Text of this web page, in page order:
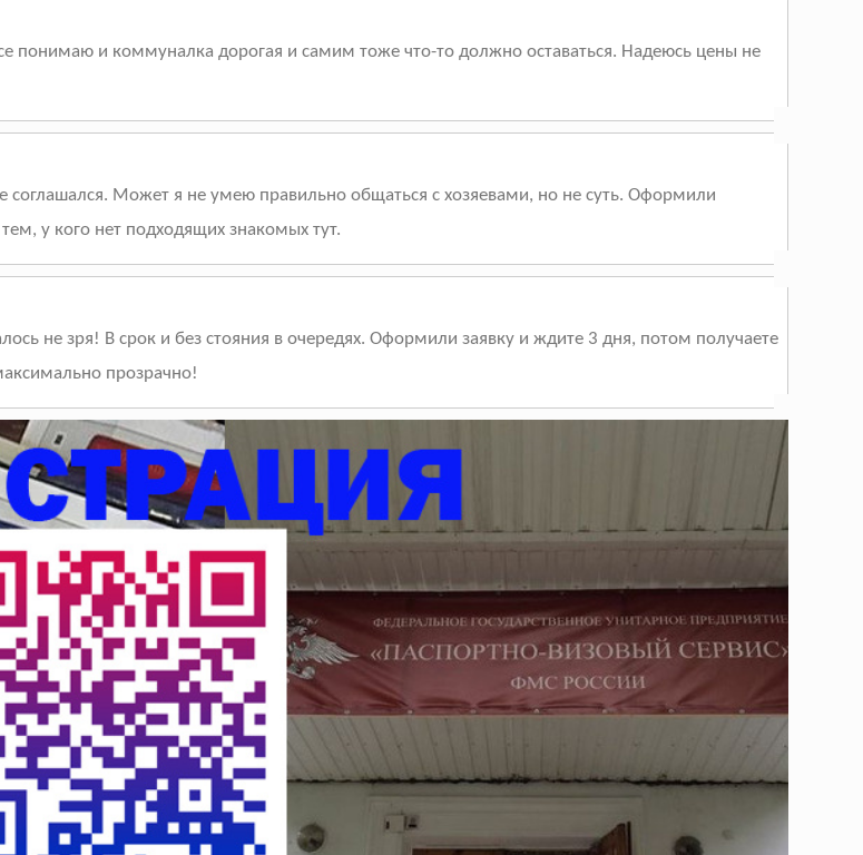
понимаю и коммуналка дорогая и самим тоже что-то должно оставаться. Надеюсь цены не
соглашался. Может я не умею правильно общаться с хозяевами, но не суть. Оформили
у кого нет подходящих знакомых тут.
не зря! В срок и без стояния в очередях. Оформили заявку и ждите 3 дня, потом получаете
прозрачно!